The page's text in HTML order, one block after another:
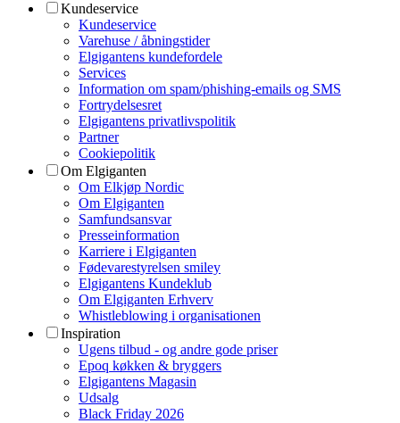
Kundeservice
Kundeservice
Varehuse / åbningstider
Elgigantens kundefordele
Services
Information om spam/phishing-emails og SMS
Fortrydelsesret
Elgigantens privatlivspolitik
Partner
Cookiepolitik
Om Elgiganten
Om Elkjøp Nordic
Om Elgiganten
Samfundsansvar
Presseinformation
Karriere i Elgiganten
Fødevarestyrelsen smiley
Elgigantens Kundeklub
Om Elgiganten Erhverv
Whistleblowing i organisationen
Inspiration
Ugens tilbud - og andre gode priser
Epoq køkken & bryggers
Elgigantens Magasin
Udsalg
Black Friday 2026